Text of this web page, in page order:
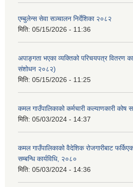
एम्बुलेन्स सेवा सञ्चालन निर्देशिका २०८२
मिति: 05/15/2026 - 11:36
अपाङ्गता भएका व्यक्तिको परिचयपत्र वितरण
संशोधन २०८२)
मिति: 05/15/2026 - 11:25
कमल गाउँपालिकाको कर्मचारी कल्याणकारी कोष
मिति: 05/03/2024 - 14:37
कमल गाउँपालिकाको वैदेशिक रोजगारीबाट
सम्बन्धि कार्यविधि, २०८०
मिति: 05/03/2024 - 14:36